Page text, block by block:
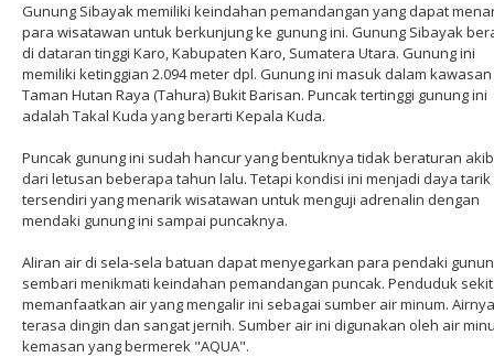
Gunung Sibayak memiliki keindahan pemandangan yang dapat
para wisatawan untuk berkunjung ke gunung ini. Gunung Sibayak
di dataran tinggi Karo, Kabupaten Karo, Sumatera Utara. Gunung ini
memiliki ketinggian 2.094 meter dpl. Gunung ini masuk dalam kawasan
Taman Hutan Raya (Tahura) Bukit Barisan. Puncak tertinggi gunung ini
adalah Takal Kuda yang berarti Kepala Kuda.
Puncak gunung ini sudah hancur yang bentuknya tidak beraturan
dari letusan beberapa tahun lalu. Tetapi kondisi ini menjadi daya tarik
tersendiri yang menarik wisatawan untuk menguji adrenalin dengan
mendaki gunung ini sampai puncaknya.
Aliran air di sela-sela batuan dapat menyegarkan para pendaki
sembari menikmati keindahan pemandangan puncak. Penduduk
memanfaatkan air yang mengalir ini sebagai sumber air minum. Airnya
terasa dingin dan sangat jernih. Sumber air ini digunakan oleh air
kemasan yang bermerek "AQUA".